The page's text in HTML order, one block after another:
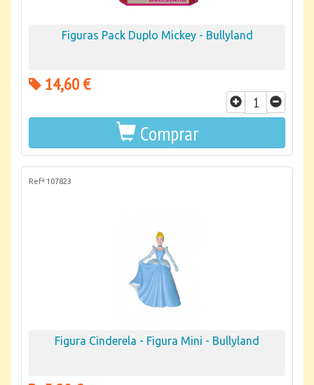
Figuras Pack Duplo Mickey - Bullyland
14,60 €
Comprar
Refª 107823
Figura Cinderela - Figura Mini - Bullyland